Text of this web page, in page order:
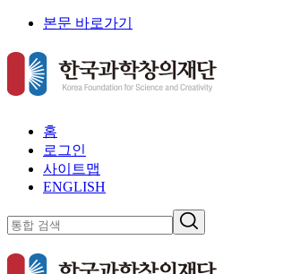
본문 바로가기
홈
로그인
사이트맵
ENGLISH